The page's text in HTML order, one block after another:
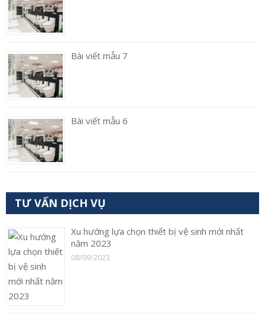
Bài viết mẫu 7
Bài viết mẫu 6
TƯ VẤN DỊCH VỤ
Xu hướng lựa chọn thiết bị vệ sinh mới nhất
năm 2023
08/09/2023